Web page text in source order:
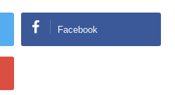
Facebook